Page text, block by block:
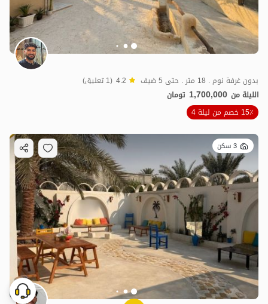
بدون غرفة نوم . 18 متر . حتى 5 ضيف 4.2 (1 تعليق)
الليلة من 1,700,000 تومان
15٪ خصم من ليلة 4
3 سكن